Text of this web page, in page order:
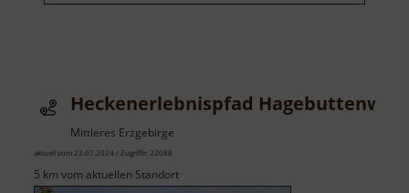
Heckenerlebnispfad Hagebuttenweg
Mittleres Erzgebirge
aktuell vom 23.07.2024 / Zugriffe: 22088
5 km vom aktuellen Standort